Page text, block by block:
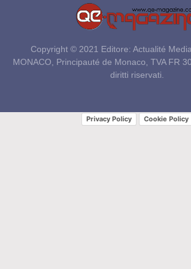
Copyright © 2021 Editore: Actualité
MONACO, Principauté de Monaco, TVA FR
diritti riservati.
Privacy Policy Cookie Policy